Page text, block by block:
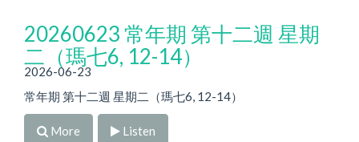
20260623 常年期 第十二週 星期
二（瑪七6, 12-14）
2026-06-23
常年期 第十二週 星期二（瑪七6, 12-14）
More Listen